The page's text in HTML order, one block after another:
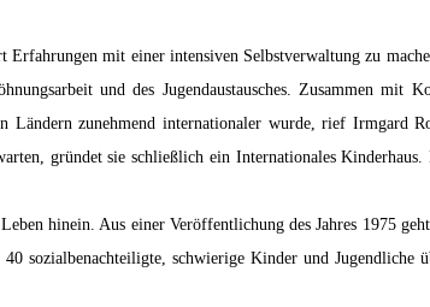
mit einer intensiven Selbstverwaltung zu
und des Jugendaustausches. Zusammen mit
Ländern zunehmend internationaler wurde, rief Irmgard
gründet sie schließlich ein Internationales Kinderhaus.
hinein. Aus einer Veröffentlichung des Jahres 1975 geht
sozialbenachteiligte, schwierige Kinder und Jugendliche